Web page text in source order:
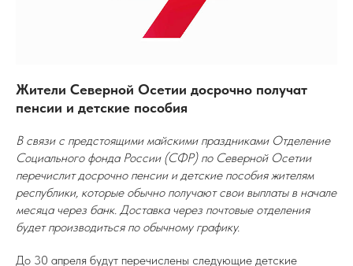
Жители Северной Осетии досрочно получат
пенсии и детские пособия
В связи с предстоящими майскими праздниками Отделение
Социального фонда России (СФР) по Северной Осетии
перечислит досрочно пенсии и детские пособия жителям
республики, которые обычно получают свои выплаты в начале
месяца через банк. Доставка через почтовые отделения
будет производиться по обычному графику.
До 30 апреля будут перечислены следующие детские